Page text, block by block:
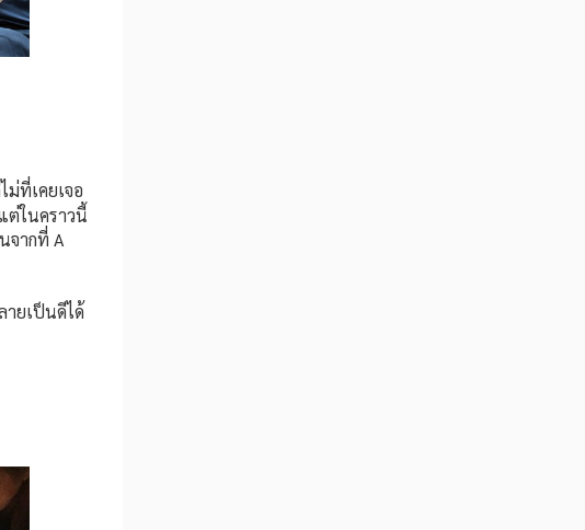
ม่ที่เคยเจอ
ต่ในคราวนี้
จากที่ A
ายเป็นดีได้